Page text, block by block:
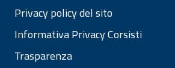
Privacy policy del sito
Informativa Privacy Corsisti
Trasparenza